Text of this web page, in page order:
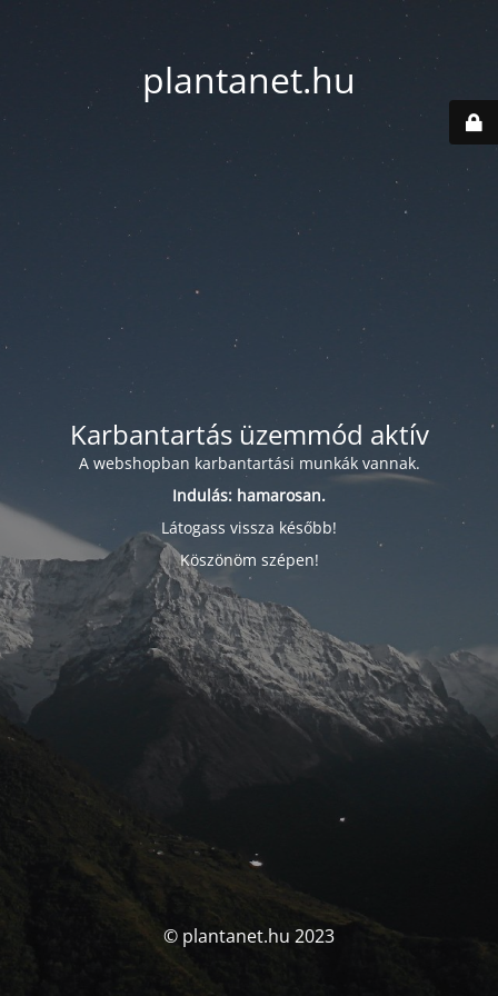
plantanet.hu
Karbantartás üzemmód aktív
A webshopban karbantartási munkák vannak.
Indulás: hamarosan.
Látogass vissza később!
Köszönöm szépen!
© plantanet.hu 2023